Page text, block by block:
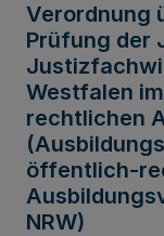
Verordnung
Prüfung der
Westfalen
rechtlichen
öffentlich-
NRW)